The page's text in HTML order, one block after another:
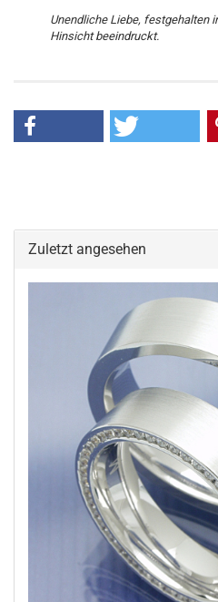
Unendliche Liebe, festgehalten
Hinsicht beeindruckt.
Zuletzt angesehen